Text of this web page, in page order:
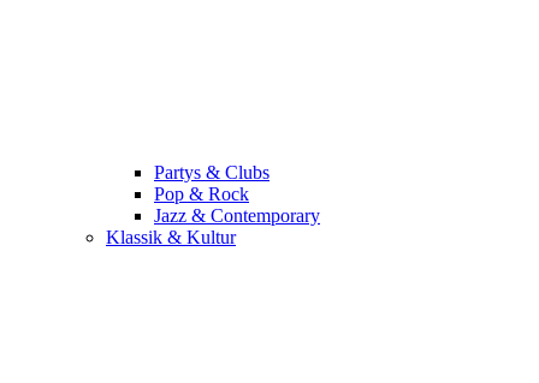
Partys & Clubs
Pop & Rock
Jazz & Contemporary
Klassik & Kultur